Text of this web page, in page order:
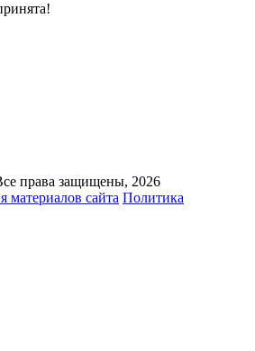
права защищены, 2026
материалов сайта Политика